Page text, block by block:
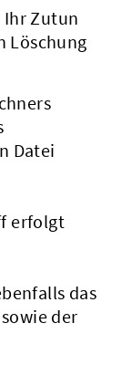
Zutun
Löschung
Datei
erfolgt
das
der